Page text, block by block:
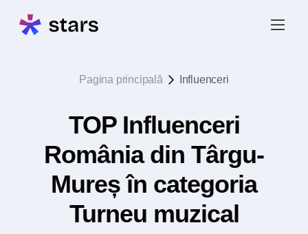
Pagina principală Influenceri
TOP Influenceri
România din Târgu-
Mureș în categoria
Turneu muzical